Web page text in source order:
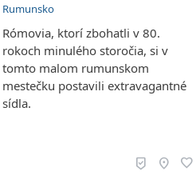
Rumunsko
Rómovia, ktorí zbohatli v 80.
rokoch minulého storočia, si v
tomto malom rumunskom
mestečku postavili extravagantné
sídla.
beenhere location_on favorite